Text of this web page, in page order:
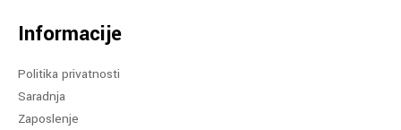
Informacije
Politika privatnosti
Saradnja
Zaposlenje